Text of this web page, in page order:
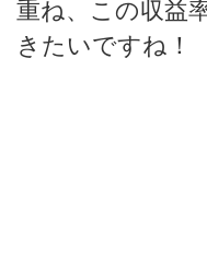
重ね、この収益
きたいですね！